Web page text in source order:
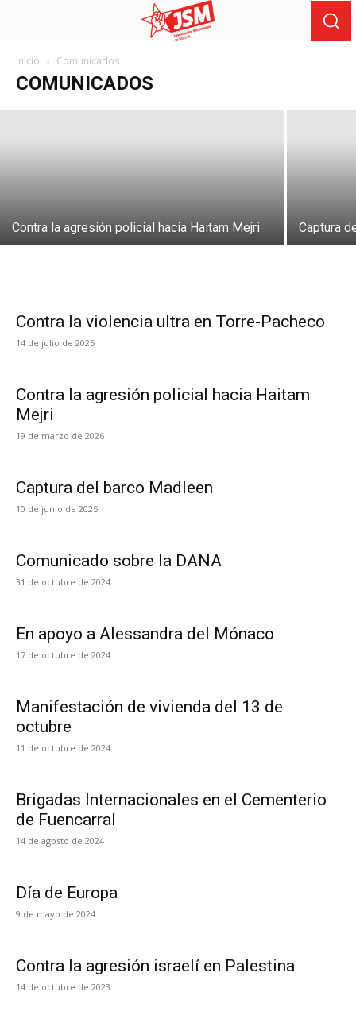
Inicio Comunicados
COMUNICADOS
Contra la violencia ultra en Torre-
Pacheco
14 de julio de 2025
Contra la agresión policial hacia Haitam Mejri Captura
Contra la violencia ultra en Torre-Pacheco
14 de julio de 2025
Contra la agresión policial hacia Haitam
Mejri
19 de marzo de 2026
Captura del barco Madleen
10 de junio de 2025
Comunicado sobre la DANA
31 de octubre de 2024
En apoyo a Alessandra del Mónaco
17 de octubre de 2024
Manifestación de vivienda del 13 de
octubre
11 de octubre de 2024
Brigadas Internacionales en el Cementerio
de Fuencarral
14 de agosto de 2024
Día de Europa
9 de mayo de 2024
Contra la agresión israelí en Palestina
14 de octubre de 2023